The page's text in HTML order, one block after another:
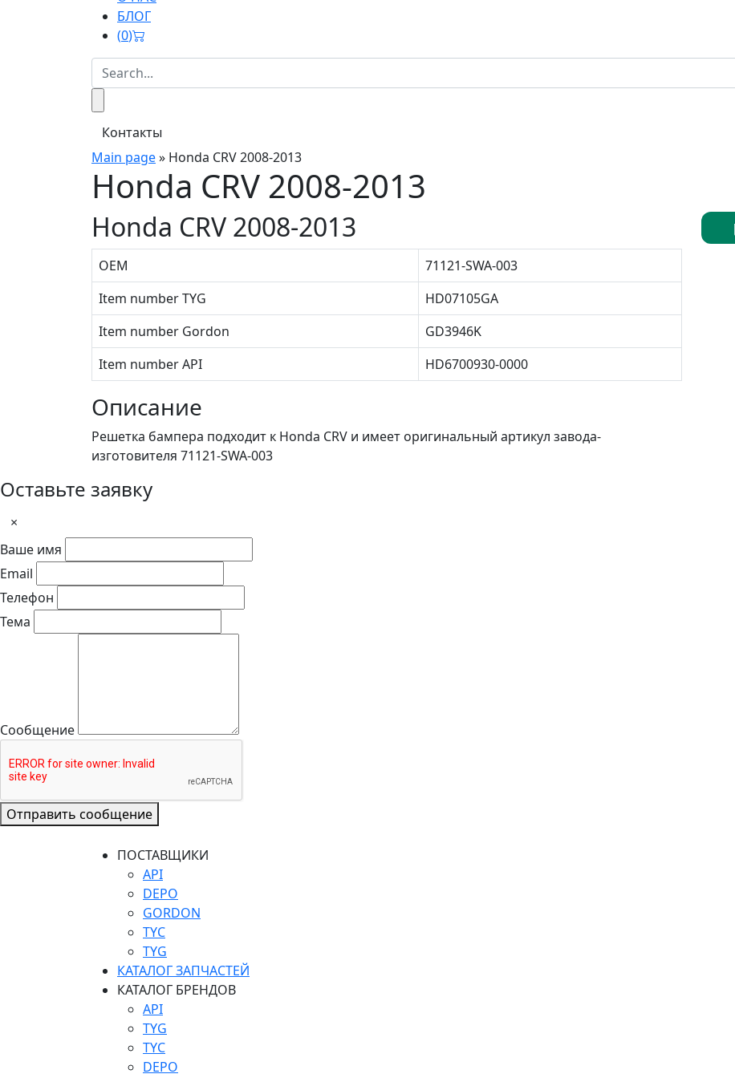
БЛОГ
(0)
Контакты
Main page» Honda CRV 2008-2013
Honda CRV 2008-2013
Honda CRV 2008-2013
OEM
71121-SWA-003
Item number TYG
HD07105GA
Item number Gordon
GD3946K
Item number API
HD6700930-0000
Описание
Решетка бампера подходит к Honda CRV и имеет оригинальный артикул завода-
изготовителя 71121-SWA-003
Оставьте заявку
×
Ваше имя
Email
Телефон
Тема
Сообщение
Отправить сообщение
ПОСТАВЩИКИ
API
DEPO
GORDON
TYC
TYG
КАТАЛОГ ЗАПЧАСТЕЙ
КАТАЛОГ БРЕНДОВ
API
TYG
TYC
DEPO